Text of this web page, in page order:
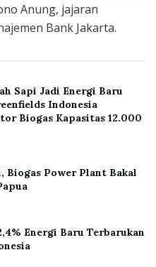
Anung, jajaran
Bank Jakarta.
Sapi Jadi Energi Baru
Indonesia
Biogas Kapasitas 12.000
Biogas Power Plant Bakal
Energi Baru Terbarukan